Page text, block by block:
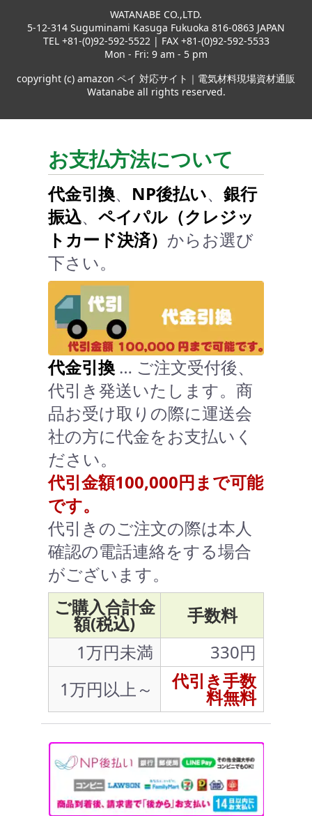
WATANABE CO.,LTD.
5-12-314 Suguminami Kasuga Fukuoka 816-0863 JAPAN
TEL +81-(0)92-592-5522 | FAX +81-(0)92-592-5533
Mon - Fri: 9 am - 5 pm
copyright (c) amazon ペイ 対応サイト｜電気材料現場資材通販
Watanabe all rights reserved.
お支払方法について
代金引換、 NP後払い、 銀行
振込、 ペイパル（クレジッ
トカード決済） からお選び
下さい。
代金引換 … ご注文受付後、
代引き発送いたします。商
品お受け取りの際に運送会
社の方に代金をお支払いく
ださい。
代引金額100,000円まで可能
です。
代引きのご注文の際は本人
確認の電話連絡をする場合
がございます。
ご購入合計金
額(税込)
手数料
1万円未満
330円
1万円以上～
代引き手数
料無料